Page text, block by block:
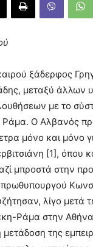
ξάδερφος
μεταξύ άλλων
με το
Ράμα. Ο Αλβανός
μόνο και μόνο
[1], όπου
μπροστά στην
λίγο μετά
Ράμα στην
της